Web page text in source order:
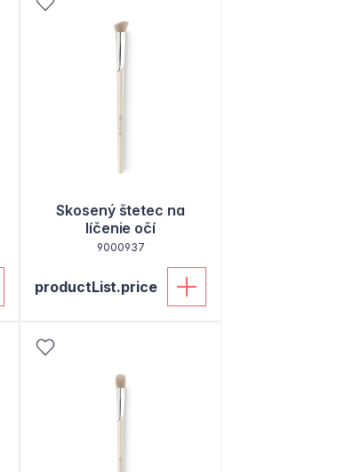
Skosený štetec na
líčenie očí
9000937
productList.price